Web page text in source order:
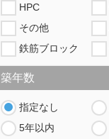
HPC
その他
鉄筋ブロック
築年数
指定なし
5年以内